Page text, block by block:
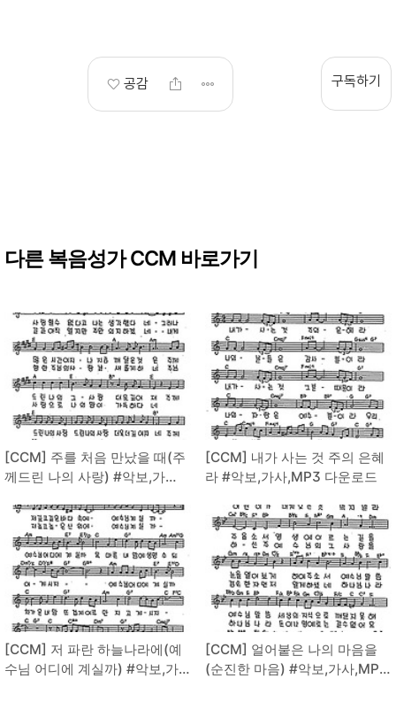
공감 구독하기
다른 복음성가 CCM 바로가기
[CCM] 주를 처음 만났을 때(주
께드린 나의 사랑) #악보,가
[CCM] 내가 사는 것 주의 은혜
라 #악보,가사,MP3 다운로드
[CCM] 저 파란 하늘나라에(예
수님 어디에 계실까) #악보,가
[CCM] 얼어붙은 나의 마음을
(순진한 마음) #악보,가사,MP3